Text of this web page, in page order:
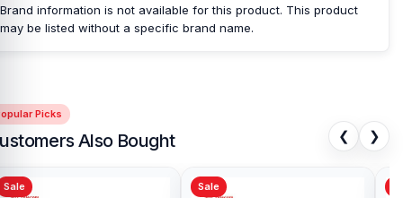
Brand information is not available for this product. This product
may be listed without a specific brand name.
Picks
Also Bought ❮ ❯
Sale Sale